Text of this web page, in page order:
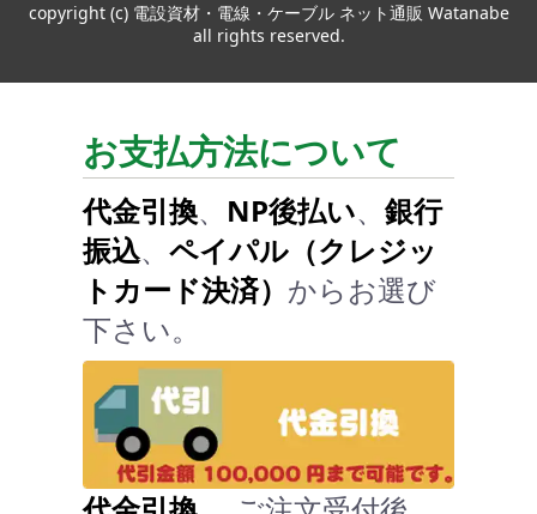
copyright (c) 電設資材・電線・ケーブル ネット通販 Watanabe
all rights reserved.
お支払方法について
代金引換、 NP後払い、 銀行
振込、 ペイパル（クレジッ
トカード決済） からお選び
下さい。